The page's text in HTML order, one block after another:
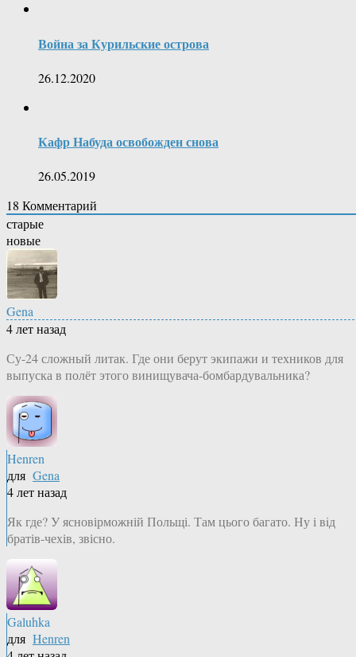
Война за Курильские острова
26.12.2020
Кафр Набуда освобожден снова
26.05.2019
18 Комментарий
старые
новые
Gena
4 лет назад
Су-24 сложный литак. Где они берут экипажи и техников для
выпуска в полёт этого винищувача-бомбардувальника?
Henren
для Gena
4 лет назад
Як где? У ясновірможній Польщі. Там цього багато. Ну і вiд
братів-чехів, звісно.
Galuhka
для Henren